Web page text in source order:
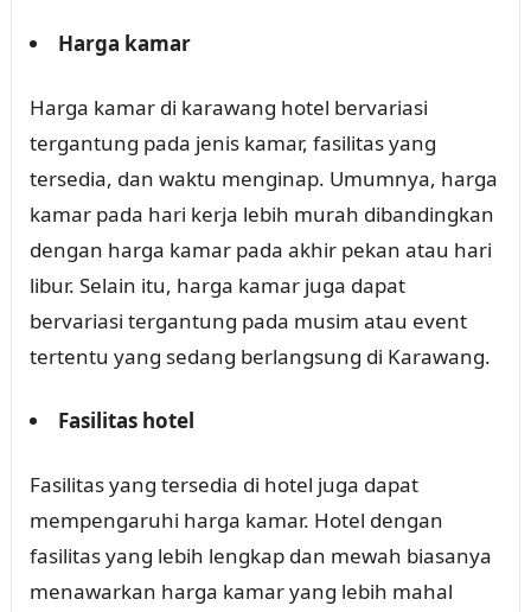
Harga kamar
Harga kamar di karawang hotel bervariasi
tergantung pada jenis kamar, fasilitas yang
tersedia, dan waktu menginap. Umumnya, harga
kamar pada hari kerja lebih murah dibandingkan
dengan harga kamar pada akhir pekan atau hari
libur. Selain itu, harga kamar juga dapat
bervariasi tergantung pada musim atau event
tertentu yang sedang berlangsung di Karawang.
Fasilitas hotel
Fasilitas yang tersedia di hotel juga dapat
mempengaruhi harga kamar. Hotel dengan
fasilitas yang lebih lengkap dan mewah biasanya
menawarkan harga kamar yang lebih mahal